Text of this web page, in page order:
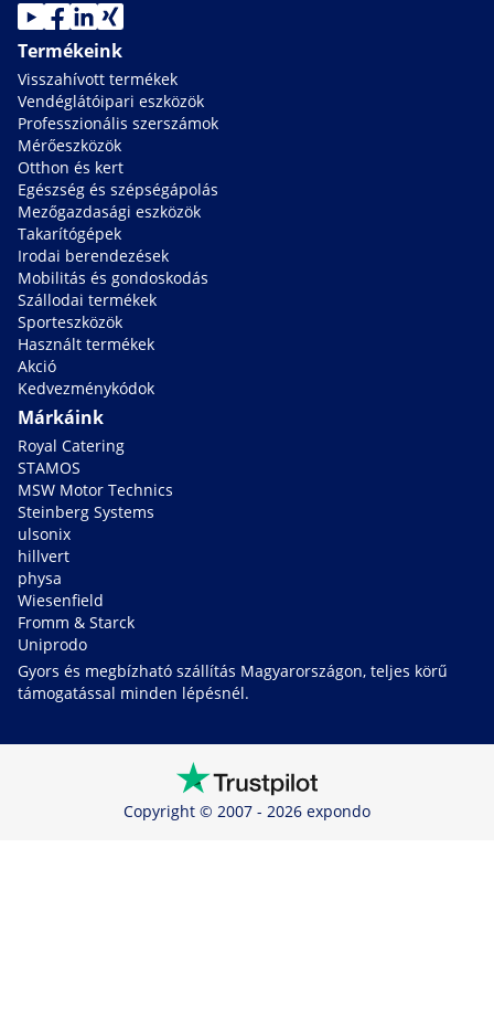
Termékeink
Visszahívott termékek
Vendéglátóipari eszközök
Professzionális szerszámok
Mérőeszközök
Otthon és kert
Egészség és szépségápolás
Mezőgazdasági eszközök
Takarítógépek
Irodai berendezések
Mobilitás és gondoskodás
Szállodai termékek
Sporteszközök
Használt termékek
Akció
Kedvezménykódok
Márkáink
Royal Catering
STAMOS
MSW Motor Technics
Steinberg Systems
ulsonix
hillvert
physa
Wiesenfield
Fromm & Starck
Uniprodo
Gyors és megbízható szállítás Magyarországon, teljes körű
támogatással minden lépésnél.
Copyright © 2007 - 2026 expondo